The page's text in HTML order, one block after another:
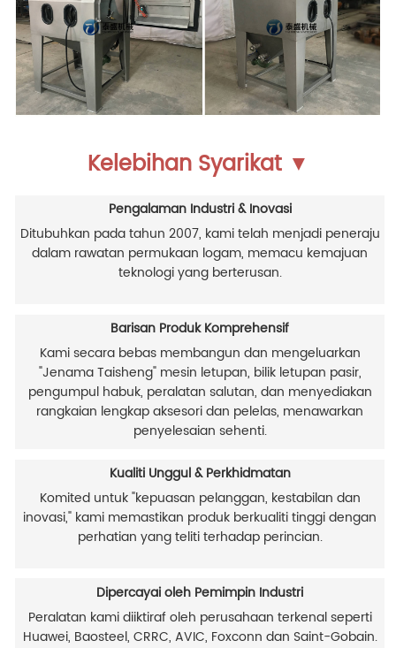
Kelebihan Syarikat ▼
Pengalaman Industri & Inovasi
Ditubuhkan pada tahun 2007, kami telah menjadi peneraju
dalam rawatan permukaan logam, memacu kemajuan
teknologi yang berterusan.
Barisan Produk Komprehensif
Kami secara bebas membangun dan mengeluarkan
"Jenama Taisheng" mesin letupan, bilik letupan pasir,
pengumpul habuk, peralatan salutan, dan menyediakan
rangkaian lengkap aksesori dan pelelas, menawarkan
penyelesaian sehenti.
Kualiti Unggul & Perkhidmatan
Komited untuk "kepuasan pelanggan, kestabilan dan
inovasi," kami memastikan produk berkualiti tinggi dengan
perhatian yang teliti terhadap perincian.
Dipercayai oleh Pemimpin Industri
Peralatan kami diiktiraf oleh perusahaan terkenal seperti
Huawei, Baosteel, CRRC, AVIC, Foxconn dan Saint-Gobain.